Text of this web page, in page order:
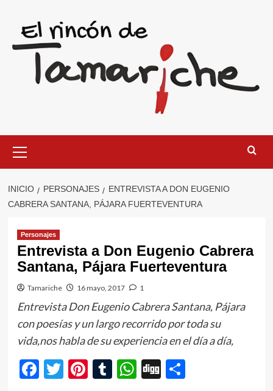
contenido
primario
INICIO PERSONAJES
ENTREVISTA A DON EUGENIO
CABRERA SANTANA, PÁJARA FUERTEVENTURA
Personajes
Entrevista a Don Eugenio Cabrera
Santana, Pájara Fuerteventura
Tamariche 16 mayo, 2017 1
Entrevista Don Eugenio Cabrera Santana, Pájara
con poesías y un largo recorrido por toda su
vida,nos habla de su experiencia en el día a día,
Facebook
Twitter
Pinterest
Tumblr
WhatsApp
Digg